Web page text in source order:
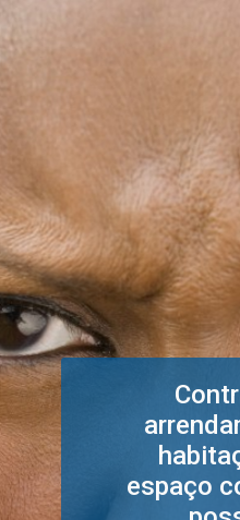
espaço